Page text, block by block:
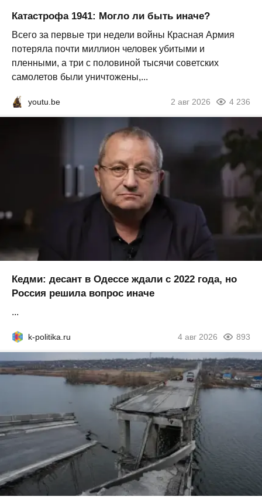
Катастрофа 1941: Могло ли быть иначе?
Всего за первые три недели войны Красная Армия
потеряла почти миллион человек убитыми и
пленными, а три с половиной тысячи советских
самолетов были уничтожены,...
youtu.be 2 авг 2026 4 236
Кедми: десант в Одессе ждали с 2022 года, но
Россия решила вопрос иначе
...
k-politika.ru 4 авг 2026 893